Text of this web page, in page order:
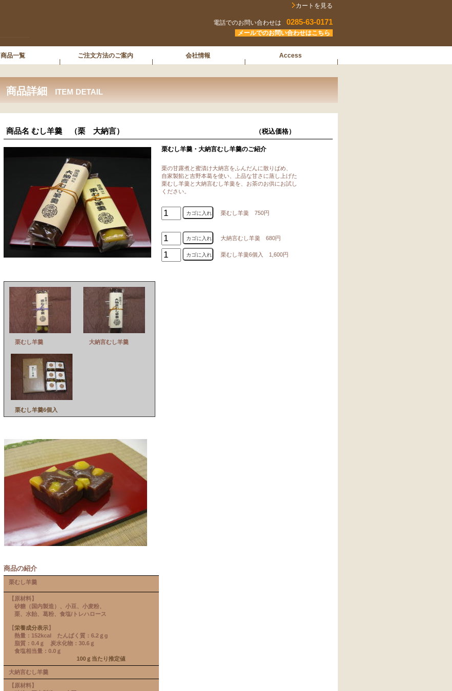
電話でのお問い合わせは 0285-63-0171
メールでのお問い合わせはこちら
カートを見る
商品詳細 ITEM DETAIL
商品名 むし羊羹 （栗 大納言） （税込価格）
栗むし羊羹・大納言むし羊羹のご紹介
栗の甘露煮と蜜漬け大納言をふんだんに散りばめ、
自家製餡と吉野本葛を使い、上品な甘さに蒸し上げた
栗むし羊羹と大納言むし羊羹を、お茶のお供にお試し
ください。
栗むし羊羹 750円
大納言むし羊羹 680円
栗むし羊羹6個入 1,600円
栗むし羊羹 大納言むし羊羹
栗むし羊羹6個入
商品の紹介
栗むし羊羹
【原材料】
砂糖（国内製造）、小豆、小麦粉、
栗、水飴、葛粉、食塩/トレハロース
【栄養成分表示】
熱量：152kcal たんぱく質：6.2ｇg
脂質：0.4ｇ 炭水化物：30.6ｇ
食塩相当量：0.0ｇ
100ｇ当たり推定値
大納言むし羊羹
【原材料】
商品一覧 ご注文方法のご案内 会社情報 Access